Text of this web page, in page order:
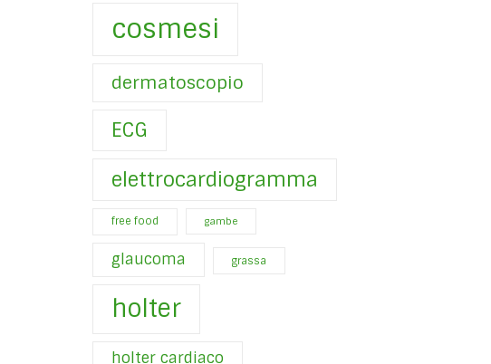
cosmesi
dermatoscopio
ECG
elettrocardiogramma
free food gambe
glaucoma grassa
holter
holter cardiaco